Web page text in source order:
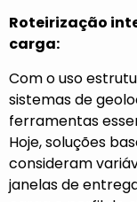
Roteirização
carga:
Com o uso
sistemas de
ferramentas
Hoje, soluções
consideram
janelas de